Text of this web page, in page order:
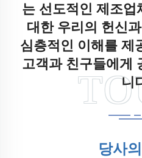
는 선도적인 제조업
대한 우리의 헌신
심층적인 이해를 제
고객과 친구들에게
니
당사